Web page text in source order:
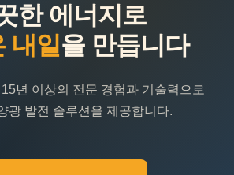
한 에너지로
내일 을 만듭니다
년 이상의 전문 경험과 기술력으로
광 발전 솔루션을 제공합니다.